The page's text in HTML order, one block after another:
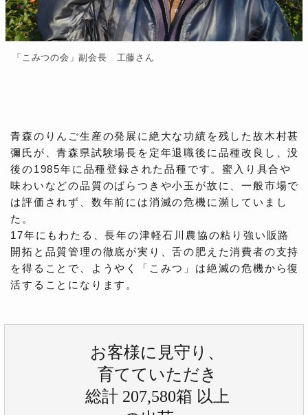
「こみつの会」副会長 工藤さん
青森のりんご生産の発展に絶大な功績を残した故木村甚
彌氏が、青森県試験場長を定年退職後に品種改良し、没
後の1985年に品種登録された品種です。蜜入り具合や
味わいなどの品質のばらつきや小玉が故に、一般市場で
は評価されず、数年前には消滅の危機に瀕していまし
た。
17年にもわたる、長年の津軽石川農協の粘り強い販路
開拓と品質管理の徹底が実り、舌の肥えた消費者の支持
を得ることで、ようやく「こみつ」は絶滅の危機から復
活することになります。
お客様に見守り、
育てていただき
総計 207,580箱 以上